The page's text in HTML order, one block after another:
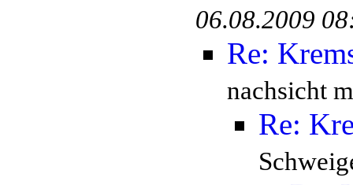
06.08.2009
Re:
nachsicht
Re: